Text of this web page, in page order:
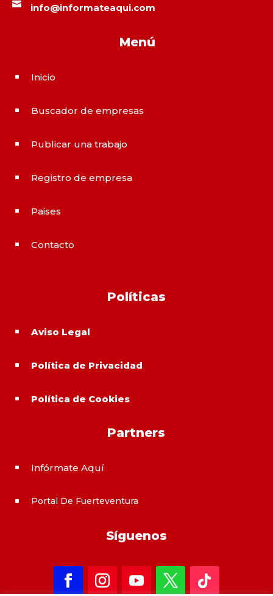
 info@informateaqui.com
Menú
^ Inicio
^ Buscador de empresas
^ Publicar una trabajo
^ Registro de empresa
^ Paises
^ Contacto
Políticas
^ Aviso Legal
^ Política de Privacidad
^ Política de Cookies
Partners
^ Infórmate Aquí
^ Portal De Fuerteventura
Síguenos